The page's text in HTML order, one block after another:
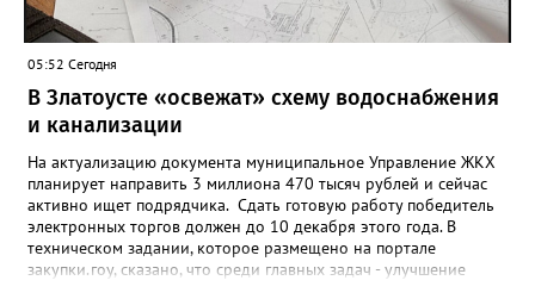
05:52 Сегодня
В Златоусте «освежат» схему водоснабжения
и канализации
На актуализацию документа муниципальное Управление ЖКХ
планирует направить 3 миллиона 470 тысяч рублей и сейчас
активно ищет подрядчика. Сдать готовую работу победитель
электронных торгов должен до 10 декабря этого года. В
техническом задании, которое размещено на портале
закупки.гоу, сказано, что среди главных задач - улучшение